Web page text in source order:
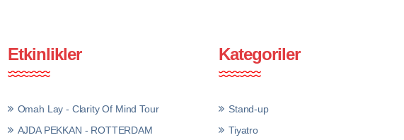
Etkinlikler
Omah Lay - Clarity Of Mind Tour
AJDA PEKKAN - ROTTERDAM
Kategoriler
Stand-up
Tiyatro